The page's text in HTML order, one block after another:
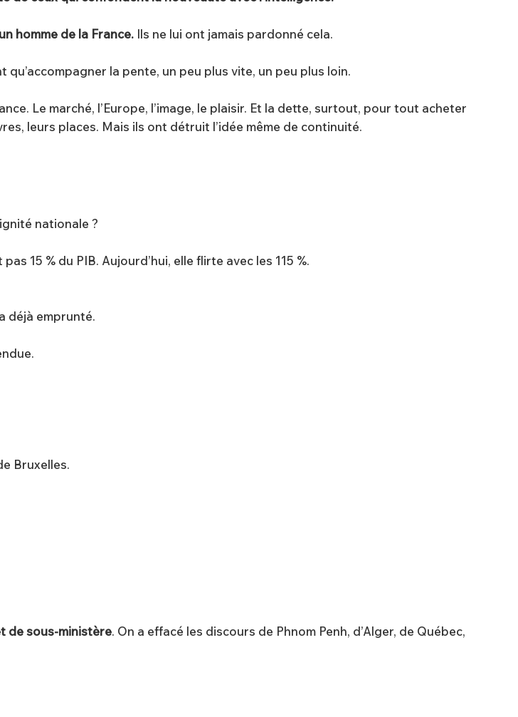
un homme de la France. Ils ne lui ont jamais pardonné cela.
qu’accompagner la pente, un peu plus vite, un peu plus loin.
Le marché, l’Europe, l’image, le plaisir. Et la dette, surtout, pour tout acheter
leurs places. Mais ils ont détruit l’idée même de continuité.
nationale ?
15 % du PIB. Aujourd’hui, elle flirte avec les 115 %.
déjà emprunté.
Bruxelles.
de sous-ministère. On a effacé les discours de Phnom Penh, d’Alger, de Québec,